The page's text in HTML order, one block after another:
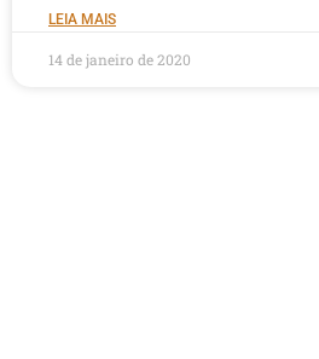
LEIA MAIS
14 de janeiro de 2020